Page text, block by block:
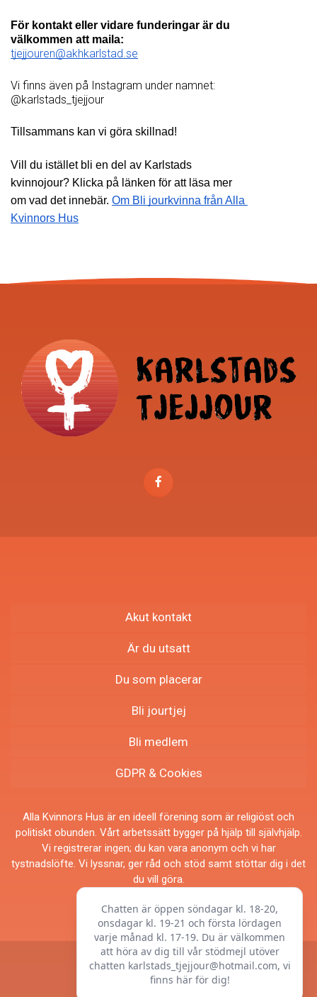
För kontakt eller vidare funderingar är du
välkommen att maila:
tjejjouren@akhkarlstad.se
Vi finns även på Instagram under namnet:
@karlstads_tjejjour
Tillsammans kan vi göra skillnad!
Vill du istället bli en del av Karlstads
kvinnojour? Klicka på länken för att läsa mer
om vad det innebär. Om Bli jourkvinna från Alla
Kvinnors Hus
Akut kontakt
Är du utsatt
Du som placerar
Bli jourtjej
Bli medlem
GDPR & Cookies
Alla Kvinnors Hus är en ideell förening som är religiöst och
politiskt obunden. Vårt arbetssätt bygger på hjälp till självhjälp.
Vi registrerar ingen; du kan vara anonym och vi har
tystnadslöfte. Vi lyssnar, ger råd och stöd samt stöttar dig i det
du vill göra.
© Alla Kvinnors Hus